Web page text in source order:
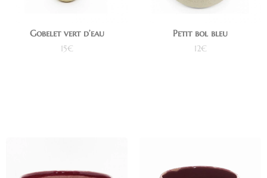
Gobelet vert d’eau
15€
Petit bol bleu
12€